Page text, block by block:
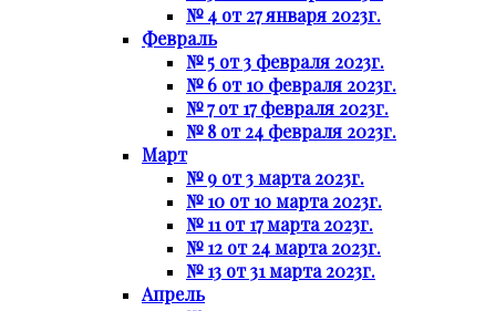
№ 4 от 27 января 2023г.
Февраль
№ 5 от 3 февраля 2023г.
№ 6 от 10 февраля 2023г.
№ 7 от 17 февраля 2023г.
№ 8 от 24 февраля 2023г.
Март
№ 9 от 3 марта 2023г.
№ 10 от 10 марта 2023г.
№ 11 от 17 марта 2023г.
№ 12 от 24 марта 2023г.
№ 13 от 31 марта 2023г.
Апрель